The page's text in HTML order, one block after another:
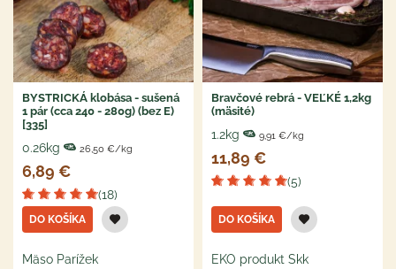
BYSTRICKÁ klobása - sušená
1 pár (cca 240 - 280g) (bez E)
[335]
0.26kg 26,50 €/kg
6,89 €
(18)
DO KOŠÍKA
Mäso Parížek
Bravčové rebrá - VEĽKÉ 1,2kg
(mäsité)
1.2kg 9,91 €/kg
11,89 €
(5)
DO KOŠÍKA
EKO produkt Skk